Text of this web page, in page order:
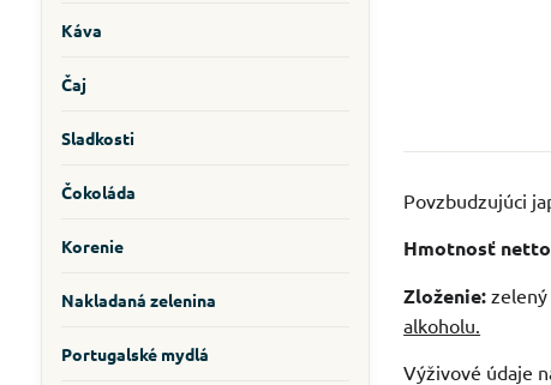
Povzbudzujúci
Hmotnosť
Zloženie: zelený
alkoholu.
Výživové údaje
Káva
Čaj
Sladkosti
Čokoláda
Korenie
Nakladaná zelenina
Portugalské mydlá